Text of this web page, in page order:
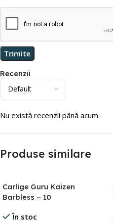
Recenzii
Nu există recenzii până acum.
Produse similare
Carlige Guru Kaizen
Barbless – 10
În stoc